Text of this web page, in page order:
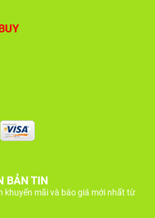
BẢN TIN
khuyến mãi và báo giá mới nhất từ